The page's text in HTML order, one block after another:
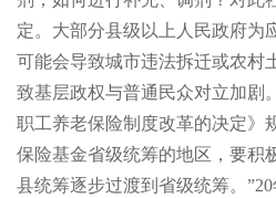
定。大部分县级以上人民政府为
可能会导致城市违法拆迁或农村
致基层政权与普通民众对立加剧。
职工养老保险制度改革的决定》
保险基金省级统筹的地区，要积
县统筹逐步过渡到省级统筹。”